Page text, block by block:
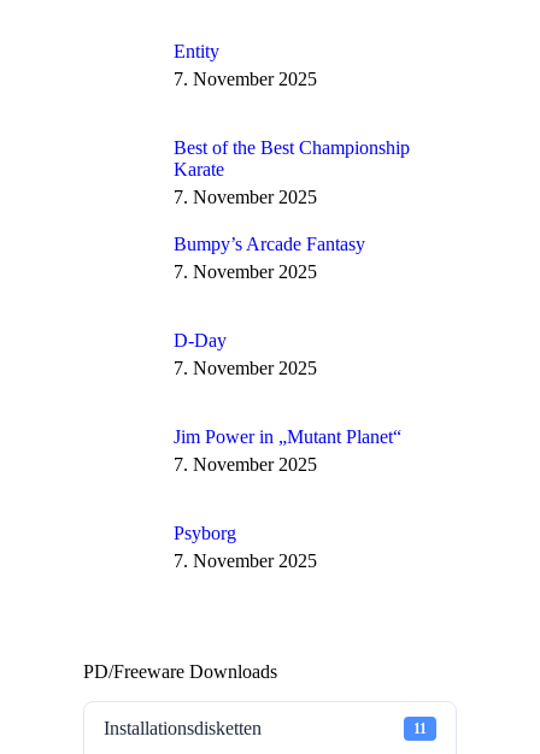
Entity
7. November 2025
Best of the Best Championship
Karate
7. November 2025
Bumpy’s Arcade Fantasy
7. November 2025
D-Day
7. November 2025
Jim Power in „Mutant Planet“
7. November 2025
Psyborg
7. November 2025
PD/Freeware Downloads
Installationsdisketten 11